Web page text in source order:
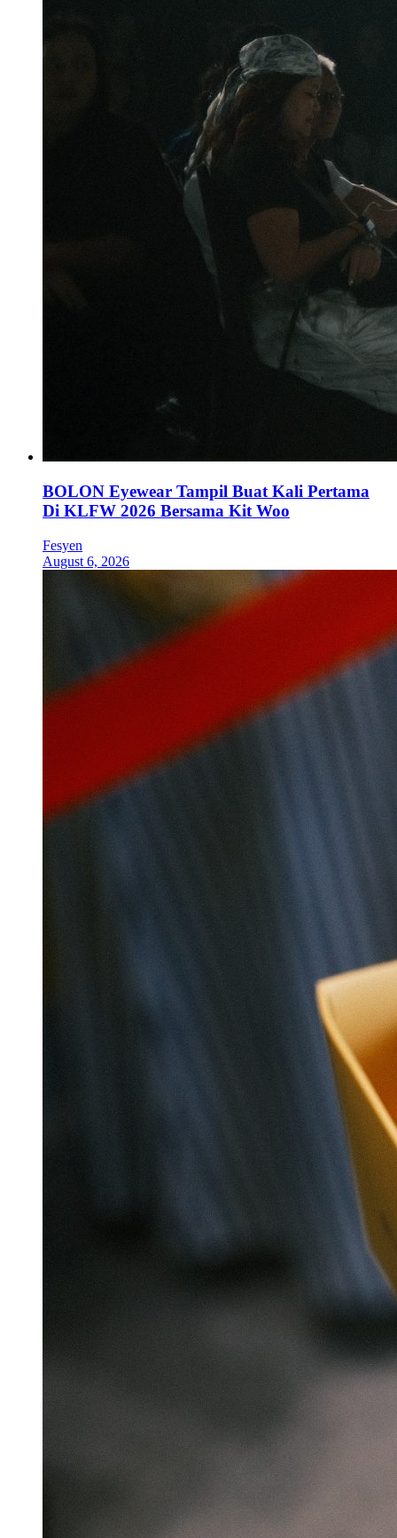
BOLON Eyewear Tampil Buat Kali Pertama
Di KLFW 2026 Bersama Kit Woo
Fesyen
August 6, 2026